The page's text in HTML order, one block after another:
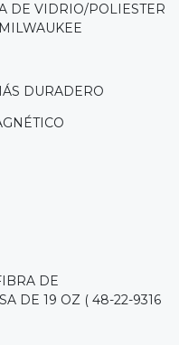
DE VIDRIO/POLIESTER
DURADERO
DE
DE 19 OZ ( 48-22-9316